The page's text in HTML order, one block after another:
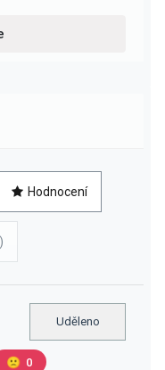
Hodnocení
Uděleno
🙁 0